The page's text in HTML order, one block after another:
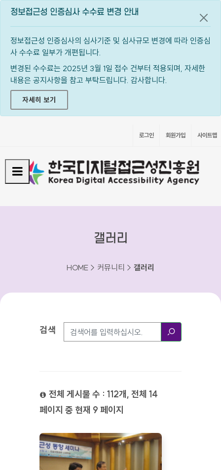
정보접근성 인증심사 수수료 변경 안내
정보접근성 인증심사의 심사기준 및 심사규모 변경에 따라 인증심
사 수수료 일부가 개편됩니다.
변경된 수수료는 2025년 3월 1일 접수 건부터 적용되며, 자세한
내용은 공지사항을 참고 부탁드립니다. 감사합니다.
자세히 보기
공지
로그인 회원가입 사이트맵
갤러리
HOME > 커뮤니티 > 갤러리
검색방법
검색
전체 게시물 수 : 112개, 전체 14
페이지 중 현재 9 페이지